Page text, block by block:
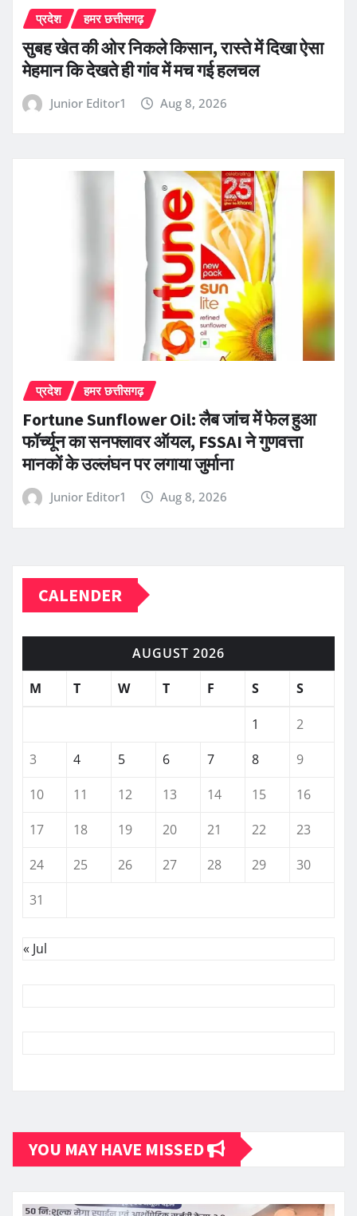
प्रदेश हमर छत्तीसगढ़
सुबह खेत की ओर निकले किसान, रास्ते में दिखा ऐसा
मेहमान कि देखते ही गांव में मच गई हलचल
Junior Editor1 Aug 8, 2026
प्रदेश हमर छत्तीसगढ़
Fortune Sunflower Oil: लैब जांच में फेल हुआ
फॉर्च्यून का सनफ्लावर ऑयल, FSSAI ने गुणवत्ता
मानकों के उल्लंघन पर लगाया जुर्माना
Junior Editor1 Aug 8, 2026
CALENDER
AUGUST 2026
M
T W T F S S
1
2
3
4 5 6 7 8
9
10
11 12 13 14 15
16
17
18 19 20 21 22
23
24
25 26 27 28 29
30
31
« Jul
YOU MAY HAVE MISSED